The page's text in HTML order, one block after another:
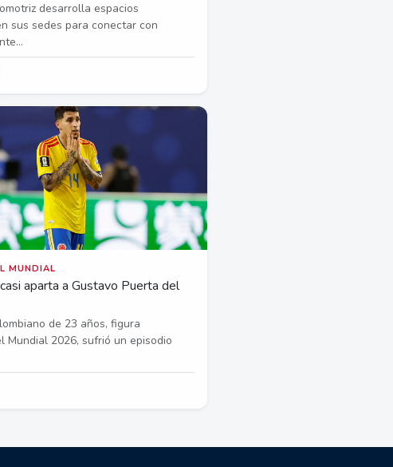
desarrolla espacios
sus sedes para conectar con
MUNDIAL
aparta a Gustavo Puerta del
de 23 años, figura
Mundial 2026, sufrió un episodio